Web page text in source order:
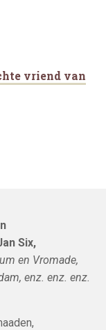
vriend van
Six,
en Vromade,
enz. enz. enz.